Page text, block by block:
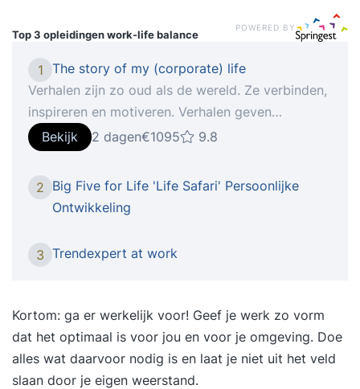
Top 3 opleidingenwork-life balance
POWERED BY
1 The story of my (corporate) life
Verhalen zijn zo oud als de wereld. Ze verbinden,
inspireren en motiveren. Verhalen geven
betekenis, ordenen, zorgen ervoor dat men zich
kan identificeren en en dat men zich meer
betrokken voelt. Waar komen we vandaan, waar
staan we met elkaar en waar gaan we naar toe?
Storytelling kan de visie van jouw bedrijf of
geven, zodat je die met elkaar naar de
Speechcompany leer je hoe je middels
Storytelling mensen kunt meenemen op reis in
jouw verhaal, kunt meenemen als er een
koerswijziging is, kunt meenemen naar een
Bekijk 2 dagen€1095 9.8
2 Big Five for Life 'Life Safari' Persoonlijke
Ontwikkeling
3 Trendexpert at work
Kortom: ga er werkelijk voor! Geef je werk zo vorm
dat het optimaal is voor jou en voor je omgeving. Doe
alles wat daarvoor nodig is en laat je niet uit het veld
slaan door je eigen weerstand.